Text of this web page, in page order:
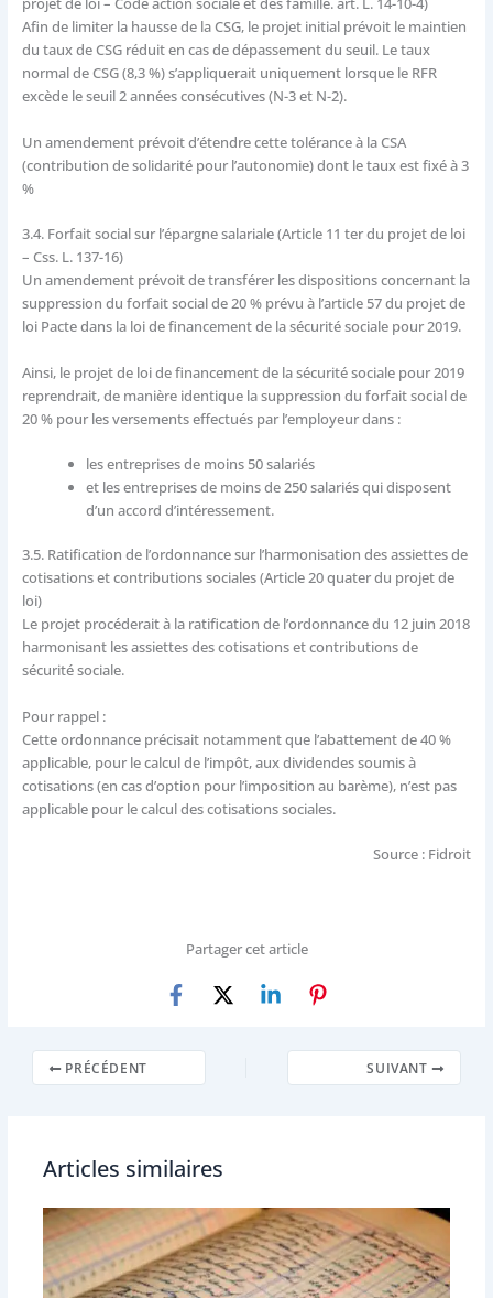
Afin de limiter la hausse de la CSG, le projet initial prévoit le maintien
du taux de CSG réduit en cas de dépassement du seuil. Le taux
normal de CSG (8,3 %) s’appliquerait uniquement lorsque le RFR
excède le seuil 2 années consécutives (N-3 et N-2).
Un amendement prévoit d’étendre cette tolérance à la CSA
(contribution de solidarité pour l’autonomie) dont le taux est fixé à 3
%
3.4.Forfait social sur l’épargne salariale (Article 11 ter du projet de loi
– Css. L. 137-16)
Un amendement prévoit de transférer les dispositions concernant la
suppression du forfait social de 20 % prévu à l’article 57 du projet de
loi Pacte dans la loi de financement de la sécurité sociale pour 2019.
Ainsi, le projet de loi de financement de la sécurité sociale pour 2019
reprendrait, de manière identique la suppression du forfait social de
20 % pour les versements effectués par l’employeur dans :
les entreprises de moins 50 salariés
et les entreprises de moins de 250 salariés qui disposent
d’un accord d’intéressement.
3.5.Ratification de l’ordonnance sur l’harmonisation des assiettes de
cotisations et contributions sociales (Article 20 quater du projet de
loi)
Le projet procéderait à la ratification de l’ordonnance du 12 juin 2018
harmonisant les assiettes des cotisations et contributions de
sécurité sociale.
Pour rappel :
Cette ordonnance précisait notamment que l’abattement de 40 %
applicable, pour le calcul de l’impôt, aux dividendes soumis à
cotisations (en cas d’option pour l’imposition au barème), n’est pas
applicable pour le calcul des cotisations sociales.
Source : Fidroit
Partager cet article
PRÉCÉDENT SUIVANT
Articles similaires